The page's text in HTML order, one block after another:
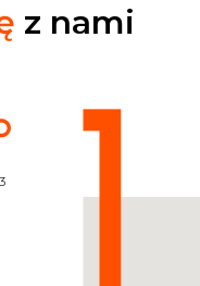
z nami